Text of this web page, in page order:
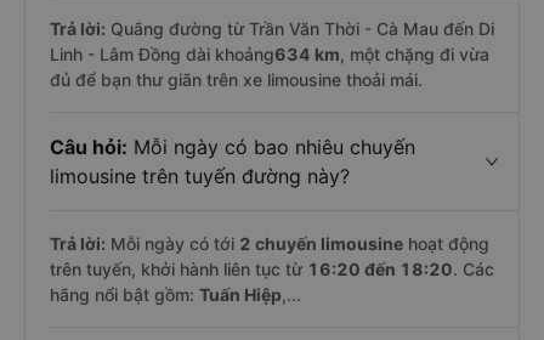
Trả lời: Quãng đường từ Trần Văn Thời - Cà Mau đến Di
Linh - Lâm Đồng dài khoảng634 km, một chặng đi vừa
đủ để bạn thư giãn trên xe limousine thoải mái.
Câu hỏi: Mỗi ngày có bao nhiêu chuyến
limousine trên tuyến đường này?
Trả lời: Mỗi ngày có tới 2 chuyến limousine hoạt động
trên tuyến, khởi hành liên tục từ 16:20 đến 18:20. Các
hãng nổi bật gồm: Tuấn Hiệp,...